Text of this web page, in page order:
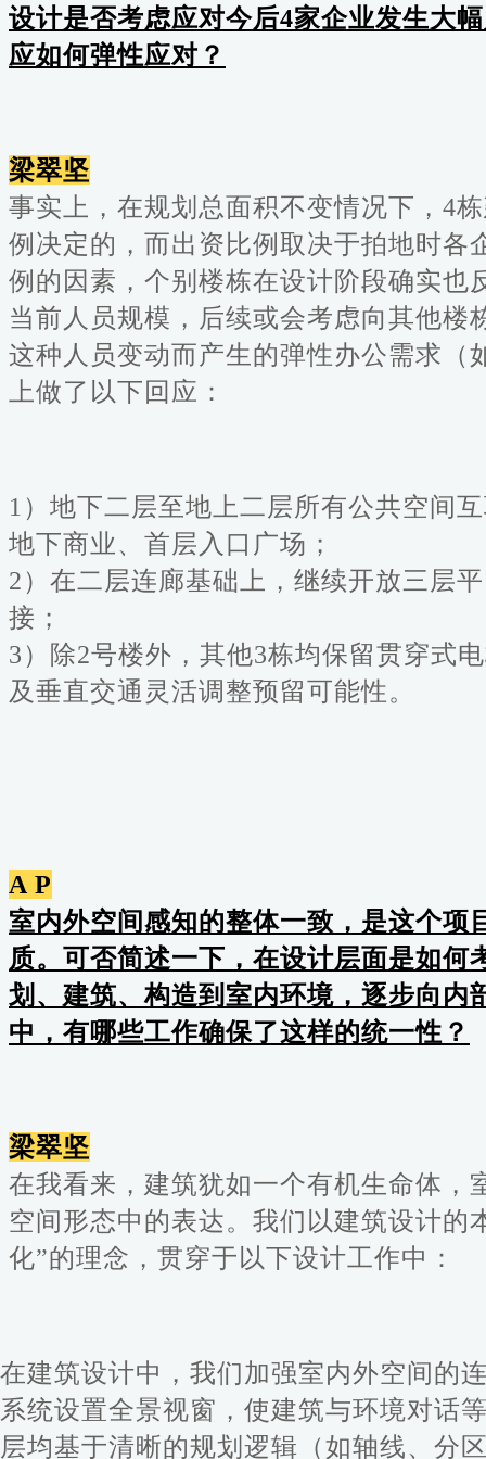
设计是否考虑应对今后4家企业发生大
应如何弹性应对？
梁翠坚
事实上，在规划总面积不变情况下，4
例决定的，而出资比例取决于拍地时各
例的因素，个别楼栋在设计阶段确实也
当前人员规模，后续或会考虑向其他楼
这种人员变动而产生的弹性办公需求（
上做了以下回应：
1 ）地下二层至地上二层所有公共空间
地下商业、首层入口广场；
2 ）在二层连廊基础上，继续开放三层
接；
3 ）除2号楼外，其他3栋均保留贯穿式
及垂直交通灵活调整预留可能性。
A P
室内外空间感知的整体一致，是这个项
质。可否简述一下，在设计层面是如何
划、建筑、构造到室内环境，逐步向内
中，有哪些工作确保了这样的统一性？
梁翠坚
在我看来，建筑犹如一个有机生命体，
空间形态中的表达。我们以建筑设计的
化”的理念，贯穿于以下设计工作中：
在建筑设计中，我们加强室内外空间的
系统设置全景视窗，使建筑与环境对话
层均基于清晰的规划逻辑（如轴线、分